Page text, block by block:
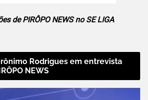
de PIRÔPO NEWS no SE LIGA
Rodrigues em entrevista
NEWS